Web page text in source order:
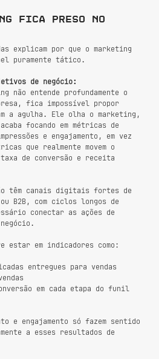
fica preso no
explicam por que o marketing
puramente tático.
de negócio:
não entende profundamente o
fica impossível propor
a agulha. Ele olha o marketing,
focando em métricas de
e engajamento, em vez
que realmente movem o
taxa de conversão e receita
não têm canais digitais fortes de
B2B, com ciclos longos de
conectar as ações de
estar em indicadores como:
entregues para vendas
em cada etapa do funil
e engajamento só fazem sentido
a esses resultados de